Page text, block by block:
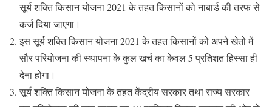
सूर्य शक्ति किसान योजना 2021 के तहत किसानों को नाबार्ड की तरफ से
कर्ज दिया जाएगा।
इस सूर्य शक्ति किसान योजना 2021 के तहत किसानों को अपने खेतो में
सौर परियोजना की स्थापना के कुल खर्च का केवल 5 प्रतिशत हिस्सा ही
देना होगा।
सूर्य शक्ति किसान योजना के तहत केंद्रीय सरकार तथा राज्य सरकार